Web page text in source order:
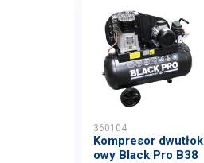
360104
Kompresor dwutłok
owy Black Pro B38